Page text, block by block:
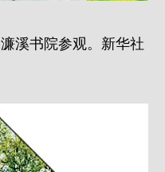
溪书院参观。新华社